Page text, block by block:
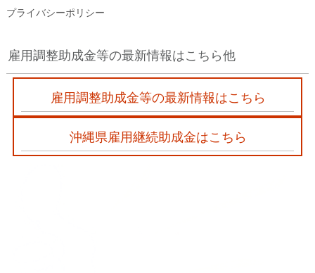
プライバシーポリシー
雇用調整助成金等の最新情報はこちら他
雇用調整助成金等の最新情報はこちら
沖縄県雇用継続助成金はこちら